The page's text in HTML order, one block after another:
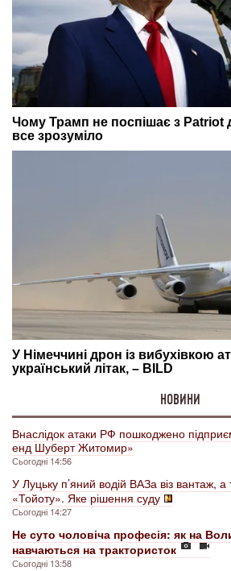
НОВИНИ
Внаслідок атаки РФ пошкоджено
енд Шуберт Житомир»
Сьогодні 14:56
У Луцьку п’яний водій ВАЗа віз вантаж,
«Тойоту». Яке рішення суду
Сьогодні 14:27
Не суто чоловіча професія: як на
навчаються на трактористок
Сьогодні 13:58